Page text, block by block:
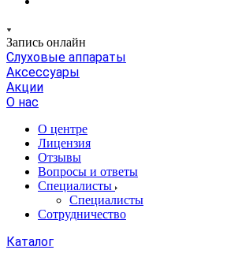
Запись онлайн
Слуховые аппараты
Аксессуары
Акции
О нас
О центре
Лицензия
Отзывы
Вопросы и ответы
Специалисты
Специалисты
Сотрудничество
Каталог